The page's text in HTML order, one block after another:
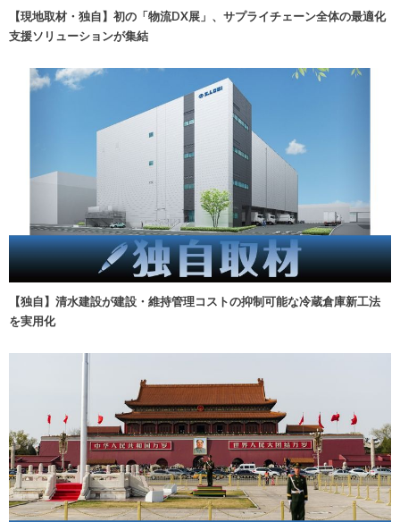
【現地取材・独自】初の「物流DX展」、サプライチェーン全体の最適化
支援ソリューションが集結
【独自】清水建設が建設・維持管理コストの抑制可能な冷蔵倉庫新工法
を実用化